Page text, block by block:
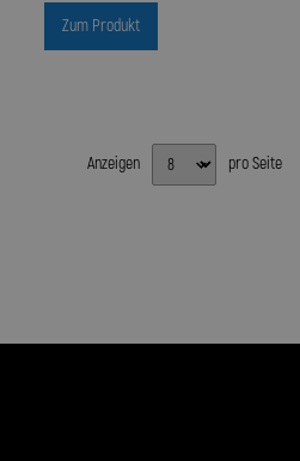
Zum Produkt
Anzeigen pro Seite